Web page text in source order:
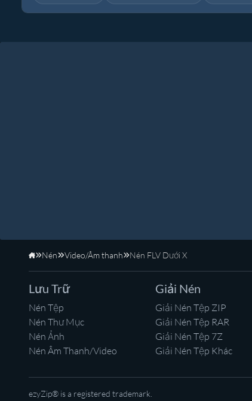
Trang Chủ
Nén Video/Âm thanh Nén FLV Dưới X
Lưu Trữ
Nén Tệp
Nén Thư Mục
Nén Ảnh
Nén Âm Thanh/Video
Giải Nén
Giải Nén Tệp ZIP
Giải Nén Tệp RAR
Giải Nén Tệp 7Z
Giải Nén Tệp Khác
ezyZip® is a registered trademark.